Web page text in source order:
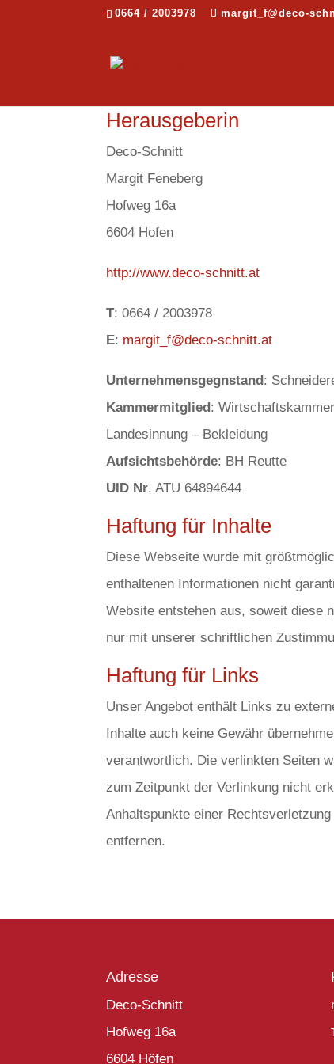
0664 / 2003978 margit_f@deco-
Herausgeberin
Deco-Schnitt
Margit Feneberg
Hofweg 16a
6604 Hofen
http://www.deco-schnitt.at
T: 0664 / 2003978
E: margit_f@deco-schnitt.at
Unternehmensgegnstand:
Kammermitglied:
Landesinnung – Bekleidung
Aufsichtsbehörde: BH Reutte
UID Nr. ATU 64894644
Haftung für Inhalte
Diese Webseite wurde mit
enthaltenen Informationen nicht
Website entstehen aus, soweit diese
nur mit unserer schriftlichen
Haftung für Links
Unser Angebot enthält Links zu
Inhalte auch keine Gewähr
verantwortlich. Die verlinkten Seiten
zum Zeitpunkt der Verlinkung nicht
Anhaltspunkte einer
entfernen.
Adresse
Deco-Schnitt
Hofweg 16a
6604 Höfen